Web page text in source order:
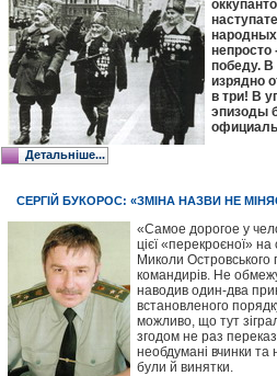
народных
непросто
победу. В
изрядно
в три! В
эпизоды
Детальніше...
СЕРГІЙ БУКОРОС: «ЗМІНА НАЗВИ НЕ
«Самое дорогое у
цієї «перекроєної»
Миколи Островського
командирів. Не
наводив один-два
встановленого
можливо, що тут
згодом не раз
необдумані вчинки та
були й винятки.